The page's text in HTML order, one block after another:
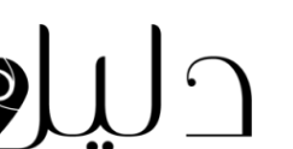
المحتوى